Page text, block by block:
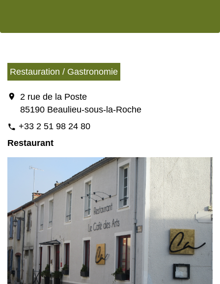
Restauration / Gastronomie
location_on
2 rue de la Poste
85190 Beaulieu-sous-la-Roche
phone +33 2 51 98 24 80
Restaurant